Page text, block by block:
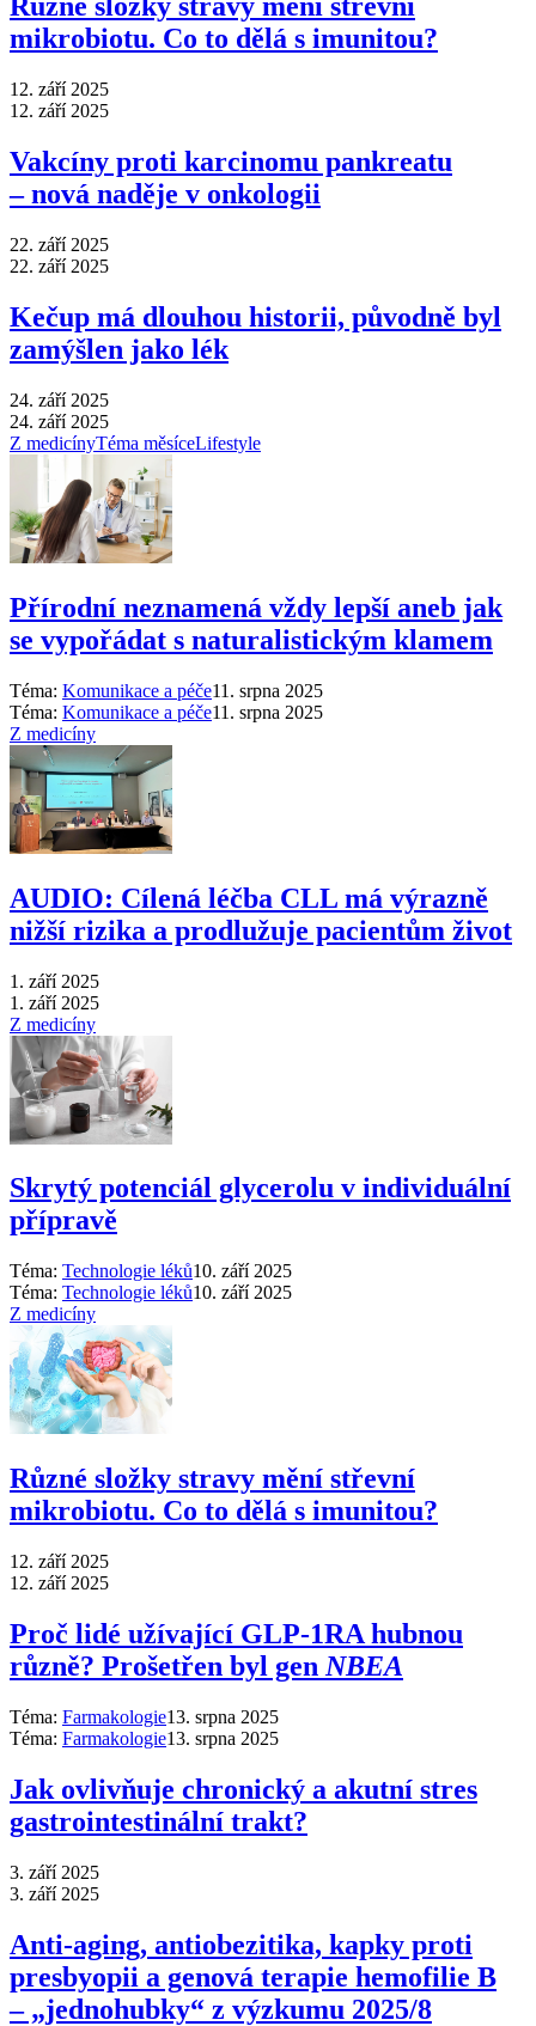
Různé složky stravy mění střevní
mikrobiotu. Co to dělá s imunitou?
12. září 2025
12. září 2025
Vakcíny proti karcinomu pankreatu
–⁠ nová naděje v onkologii
22. září 2025
22. září 2025
Kečup má dlouhou historii, původně byl
zamýšlen jako lék
24. září 2025
24. září 2025
Z medicínyTéma měsíceLifestyle
Přírodní neznamená vždy lepší aneb jak
se vypořádat s naturalistickým klamem
Téma: Komunikace a péče11. srpna 2025
Téma: Komunikace a péče11. srpna 2025
Z medicíny
AUDIO: Cílená léčba CLL má výrazně
nižší rizika a prodlužuje pacientům život
1. září 2025
1. září 2025
Z medicíny
Skrytý potenciál glycerolu v individuální
přípravě
Téma: Technologie léků10. září 2025
Téma: Technologie léků10. září 2025
Z medicíny
Různé složky stravy mění střevní
mikrobiotu. Co to dělá s imunitou?
12. září 2025
12. září 2025
Proč lidé užívající GLP-1RA hubnou
různě? Prošetřen byl gen NBEA
Téma: Farmakologie13. srpna 2025
Téma: Farmakologie13. srpna 2025
Jak ovlivňuje chronický a akutní stres
gastrointestinální trakt?
3. září 2025
3. září 2025
Anti‑aging, antiobezitika, kapky proti
presbyopii a genová terapie hemofilie B
–⁠ „jednohubky“ z výzkumu 2025/8